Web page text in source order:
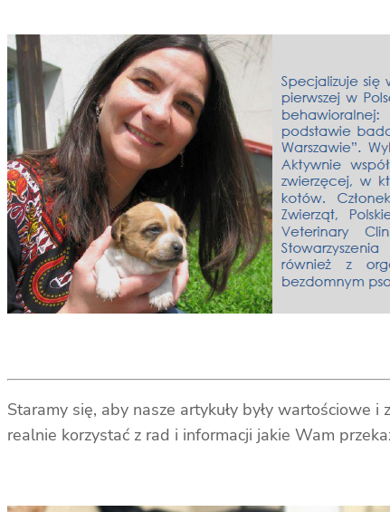
Staramy się, aby nasze artykuły były wartościowe i z
realnie korzystać z rad i informacji jakie Wam